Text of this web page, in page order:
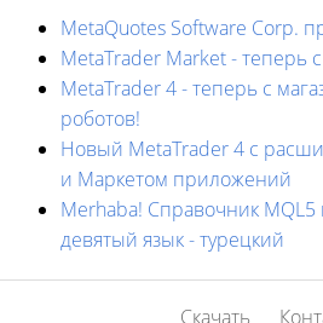
MetaQuotes Software Corp.
MetaTrader Market - теперь
MetaTrader 4 - теперь с
роботов!
Новый MetaTrader 4 с
и Маркетом приложений
Merhaba! Справочник
девятый язык - турецкий
Скачать